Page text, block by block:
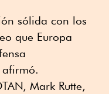
sólida con los
que Europa
afirmó.
Mark Rutte,